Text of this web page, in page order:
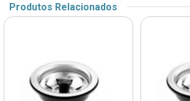
Produtos Relacionados